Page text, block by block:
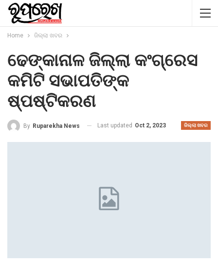
Home ଜିଲ୍ଲା ଖବର
ଢେଙ୍କାନାଳ ଜିଲ୍ଲା କଂଗ୍ରେସ
କମିଟି ସଭାପତିଙ୍କ
ଷ୍ପଷ୍ଟିକରଣ
ଜିଲ୍ଲା ଖବର
By Ruparekha News Last updated Oct 2, 2023